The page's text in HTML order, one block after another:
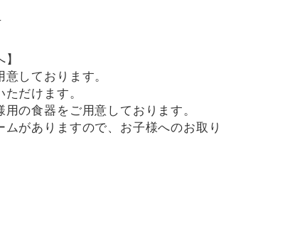
意しております。
だけます。
用の食器をご用意しております。
ムがありますので、お子様へのお取り